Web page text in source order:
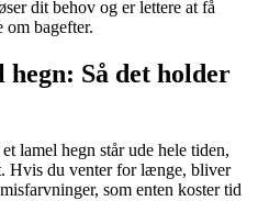
dit behov og er lettere at få
om bagefter.
Så det holder
lamel hegn står ude hele tiden,
Hvis du venter for længe, bliver
som enten koster tid